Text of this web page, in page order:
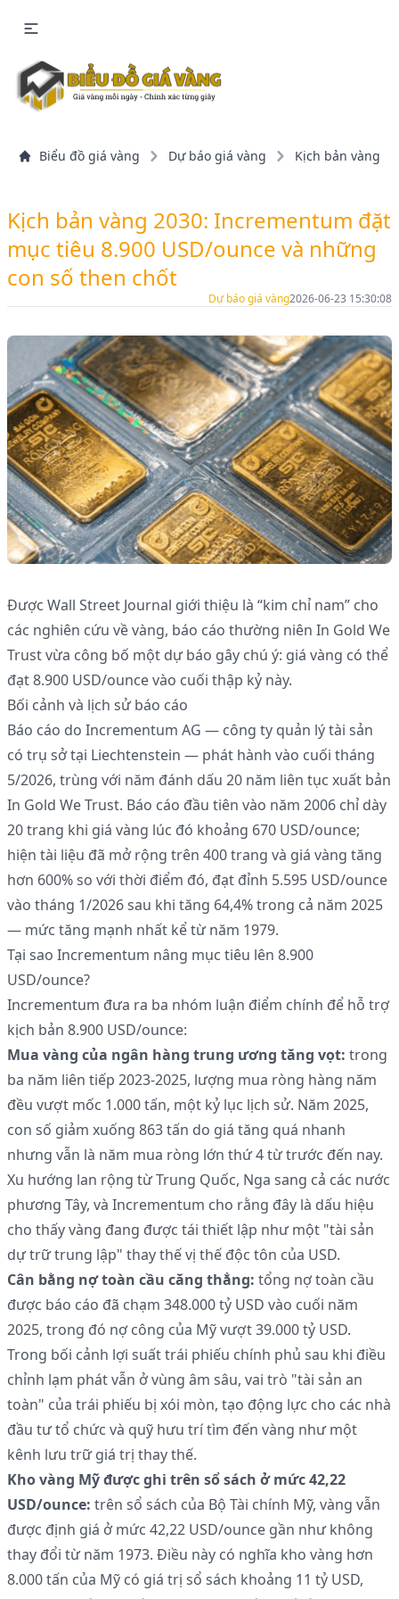
Biểu đồ giá vàng Dự báo giá vàng Kịch bản vàng
Kịch bản vàng 2030: Incrementum đặt
mục tiêu 8.900 USD/ounce và những
con số then chốt
Dự báo giá vàng2026-06-23 15:30:08
Được Wall Street Journal giới thiệu là “kim chỉ nam” cho
các nghiên cứu về vàng, báo cáo thường niên In Gold We
Trust vừa công bố một dự báo gây chú ý: giá vàng có thể
đạt 8.900 USD/ounce vào cuối thập kỷ này.
Bối cảnh và lịch sử báo cáo
Báo cáo do Incrementum AG — công ty quản lý tài sản
có trụ sở tại Liechtenstein — phát hành vào cuối tháng
5/2026, trùng với năm đánh dấu 20 năm liên tục xuất bản
In Gold We Trust. Báo cáo đầu tiên vào năm 2006 chỉ dày
20 trang khi giá vàng lúc đó khoảng 670 USD/ounce;
hiện tài liệu đã mở rộng trên 400 trang và giá vàng tăng
hơn 600% so với thời điểm đó, đạt đỉnh 5.595 USD/ounce
vào tháng 1/2026 sau khi tăng 64,4% trong cả năm 2025
— mức tăng mạnh nhất kể từ năm 1979.
Tại sao Incrementum nâng mục tiêu lên 8.900
USD/ounce?
Incrementum đưa ra ba nhóm luận điểm chính để hỗ trợ
kịch bản 8.900 USD/ounce:
Mua vàng của ngân hàng trung ương tăng vọt: trong
ba năm liên tiếp 2023-2025, lượng mua ròng hàng năm
đều vượt mốc 1.000 tấn, một kỷ lục lịch sử. Năm 2025,
con số giảm xuống 863 tấn do giá tăng quá nhanh
nhưng vẫn là năm mua ròng lớn thứ 4 từ trước đến nay.
Xu hướng lan rộng từ Trung Quốc, Nga sang cả các nước
phương Tây, và Incrementum cho rằng đây là dấu hiệu
cho thấy vàng đang được tái thiết lập như một "tài sản
dự trữ trung lập" thay thế vị thế độc tôn của USD.
Cân bằng nợ toàn cầu căng thẳng: tổng nợ toàn cầu
được báo cáo đã chạm 348.000 tỷ USD vào cuối năm
2025, trong đó nợ công của Mỹ vượt 39.000 tỷ USD.
Trong bối cảnh lợi suất trái phiếu chính phủ sau khi điều
chỉnh lạm phát vẫn ở vùng âm sâu, vai trò "tài sản an
toàn" của trái phiếu bị xói mòn, tạo động lực cho các nhà
đầu tư tổ chức và quỹ hưu trí tìm đến vàng như một
kênh lưu trữ giá trị thay thế.
Kho vàng Mỹ được ghi trên sổ sách ở mức 42,22
USD/ounce: trên sổ sách của Bộ Tài chính Mỹ, vàng vẫn
được định giá ở mức 42,22 USD/ounce gần như không
thay đổi từ năm 1973. Điều này có nghĩa kho vàng hơn
8.000 tấn của Mỹ có giá trị sổ sách khoảng 11 tỷ USD,